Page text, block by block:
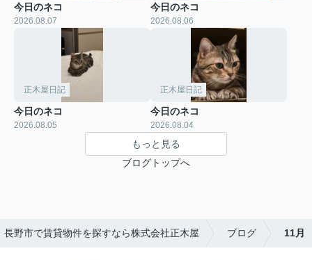
今日のネコ
2026.08.07
今日のネコ
2026.08.06
正木屋日記
今日のネコ
2026.08.05
正木屋日記
今日のネコ
2026.08.04
もっと見る
ブログトップへ
長野市で賃貸物件を探すなら株式会社正木屋 ブログ 11月